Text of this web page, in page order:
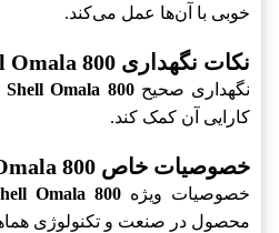
خوبی با آن‌ها عمل می‌کند.
نکات نگهداری Shell Omala 800
نگهداری صحیحShell Omala 800
کارایی آن کمک کند.
خصوصیات خاص Shell Omala 800
خصوصیات ویژه Omala 800
محصول در صنعت و تکنولوژی